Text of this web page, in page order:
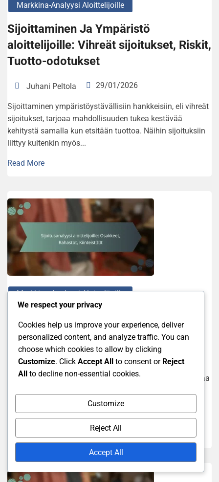
Markkina-Analyysi Aloittelijoille
Sijoittaminen Ja Ympäristö
aloittelijoille: Vihreät sijoitukset, Riskit,
Tuotto-odotukset
Juhani Peltola 29/01/2026
Sijoittaminen ympäristöystävällisiin hankkeisiin, eli vihreät
sijoitukset, tarjoaa mahdollisuuden tukea kestävää
kehitystä samalla kun etsitään tuottoa. Näihin sijoituksiin
liittyy kuitenkin myös...
Read More
Markkina-Analyysi Aloittelijoille
Osakkeet, Rahastot, Kiinteistöt
Juhani Peltola 21/01/2026
Sijoitusanalyysi on tärkeä työkalu aloittelijoille, joka auttaa
rahastojen ja kiinteistöjen, arvoa ja potentiaalia. Tämän
prosessin...
Read More
We respect your privacy
Cookies help us improve your experience, deliver
personalized content, and analyze traffic. You can
choose which cookies to allow by clicking
Customize. Click Accept All to consent or Reject
All to decline non-essential cookies.
Customize
Reject All
Accept All